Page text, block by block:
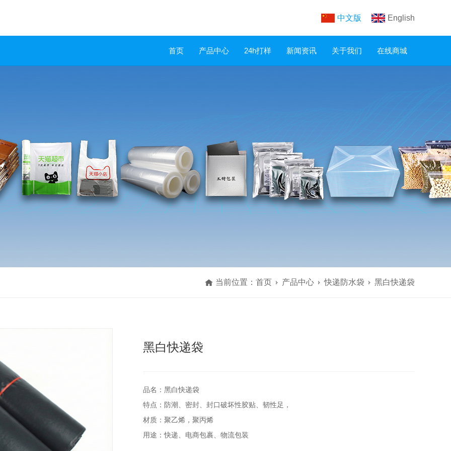
中文版 English
首页 产品中心 24h打样 新闻资讯 关于我们 在线商城
当前位置： 首页 产品中心 快递防水袋 黑白快递袋
黑白快递袋
品名：黑白快递袋
特点：防潮、密封、封口破坏性胶贴、韧性足，
材质：聚乙烯，聚丙烯
用途：快递、电商包裹、物流包装